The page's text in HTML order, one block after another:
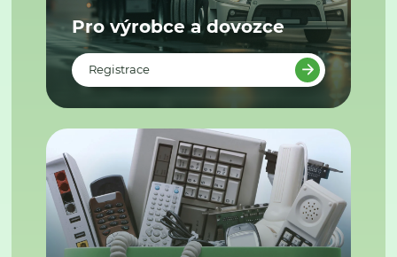
Pro výrobce a dovozce
Registrace